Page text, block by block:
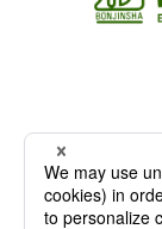
〒102-0093
TEL：03-